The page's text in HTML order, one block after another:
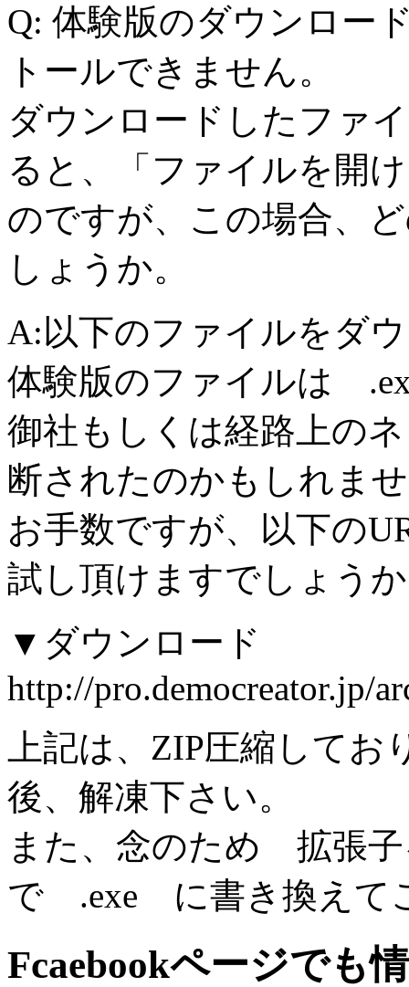
Q: 体験版のダウンロー
トールできません。
ダウンロードしたファ
ると、「ファイルを開
のですが、この場合、
しょうか。
A:以下のファイルをダ
体験版のファイルは
御社もしくは経路上の
断されたのかもしれま
お手数ですが、以下の
試し頂けますでしょう
▼ダウンロード
http://pro.democreator.jp/
上記は、ZIP圧縮して
後、解凍下さい。
また、念のため 拡張
で .exe に書き換えて
Fcaebookページでも